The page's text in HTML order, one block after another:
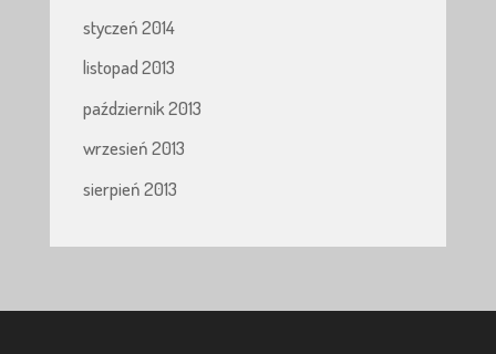
styczeń 2014
listopad 2013
październik 2013
wrzesień 2013
sierpień 2013